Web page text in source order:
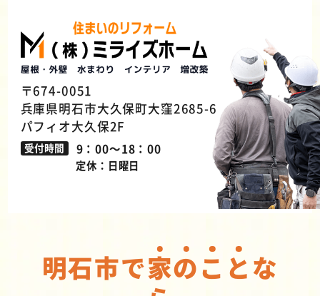
〒674-0051
兵庫県明石市大久保町大窪2685-6
パフィオ大久保2F
受付時間 9：00～18：00
定休：日曜日
明石市で家のこ とな